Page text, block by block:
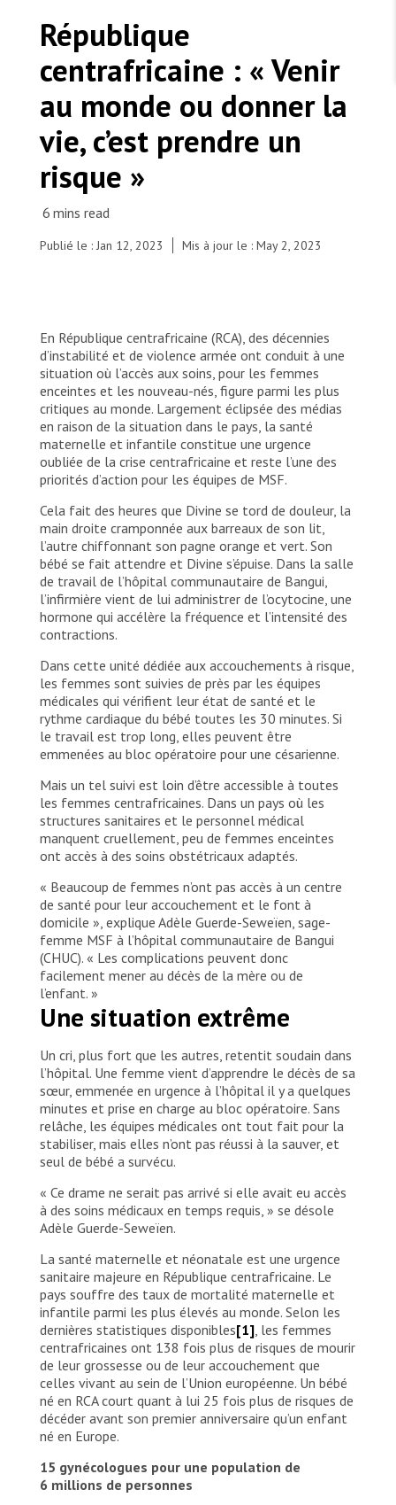
Les États négligent leur obligation de protéger les
personnes civiles et les services de santé en temps
de guerre
Urgence Ebola
Séismes au Venezuela : conséquences et intervention
de MSF
Dons des fondations
Partenariat d’entreprise
Les Amis de MSF
Devenez bénévoles au Canada
Travailler avec MSF
Travailler à l’étranger
Travailler au Canada
MSF nurse Virginie Abdouramane (right), is walking
© Barbara Debout
République
centrafricaine : « Venir
au monde ou donner la
vie, c’est prendre un
risque »
Publié le : Jan 12, 2023 Mis à jour le : May 2, 2023
En République centrafricaine (RCA), des décennies
d’instabilité et de violence armée ont conduit à une
situation où l’accès aux soins, pour les femmes
enceintes et les nouveau-nés, figure parmi les plus
critiques au monde. Largement éclipsée des médias
en raison de la situation dans le pays, la santé
maternelle et infantile constitue une urgence
oubliée de la crise centrafricaine et reste l’une des
priorités d’action pour les équipes de MSF.
Cela fait des heures que Divine se tord de douleur, la
main droite cramponnée aux barreaux de son lit,
l’autre chiffonnant son pagne orange et vert. Son
bébé se fait attendre et Divine s’épuise. Dans la salle
de travail de l’hôpital communautaire de Bangui,
l’infirmière vient de lui administrer de l’ocytocine, une
hormone qui accélère la fréquence et l’intensité des
contractions.
Dans cette unité dédiée aux accouchements à risque,
les femmes sont suivies de près par les équipes
médicales qui vérifient leur état de santé et le
rythme cardiaque du bébé toutes les 30 minutes. Si
le travail est trop long, elles peuvent être
emmenées au bloc opératoire pour une césarienne.
Mais un tel suivi est loin d’être accessible à toutes
les femmes centrafricaines. Dans un pays où les
structures sanitaires et le personnel médical
manquent cruellement, peu de femmes enceintes
ont accès à des soins obstétricaux adaptés.
« Beaucoup de femmes n’ont pas accès à un centre
de santé pour leur accouchement et le font à
domicile », explique Adèle Guerde-Seweïen, sage-
femme MSF à l’hôpital communautaire de Bangui
(CHUC). « Les complications peuvent donc
facilement mener au décès de la mère ou de
l’enfant. »
Une situation extrême
Un cri, plus fort que les autres, retentit soudain dans
l’hôpital. Une femme vient d’apprendre le décès de sa
sœur, emmenée en urgence à l’hôpital il y a quelques
minutes et prise en charge au bloc opératoire. Sans
relâche, les équipes médicales ont tout fait pour la
stabiliser, mais elles n’ont pas réussi à la sauver, et
seul de bébé a survécu.
« Ce drame ne serait pas arrivé si elle avait eu accès
à des soins médicaux en temps requis, » se désole
Adèle Guerde-Seweïen.
La santé maternelle et néonatale est une urgence
sanitaire majeure en République centrafricaine. Le
pays souffre des taux de mortalité maternelle et
infantile parmi les plus élevés au monde. Selon les
dernières statistiques disponibles[1] , les femmes
centrafricaines ont 138 fois plus de risques de mourir
de leur grossesse ou de leur accouchement que
celles vivant au sein de l’Union européenne. Un bébé
né en RCA court quant à lui 25 fois plus de risques de
décéder avant son premier anniversaire qu’un enfant
né en Europe.
15 gynécologues pour une population de
6 millions de personnes